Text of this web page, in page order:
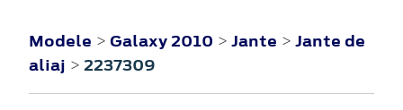
Modele > Galaxy 2010 > Jante > Jante de
aliaj > 2237309